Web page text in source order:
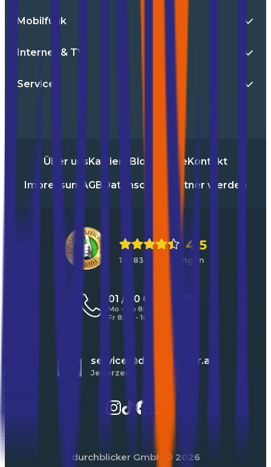
Mobilfunk
Internet & TV
Service
Über unsKarriere Blog PresseKontakt
Impressum AGB Datenschutz Partner werden
4,5
10783 Bewertungen
01 / 30 60 900 20
Mo - Do 8:00 - 17:00 Uhr
Fr 8:00 - 16:00 Uhr
service@durchblicker.at
Jederzeit
durchblicker GmbH © 2026